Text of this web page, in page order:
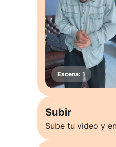
Subir
Sube tu video y